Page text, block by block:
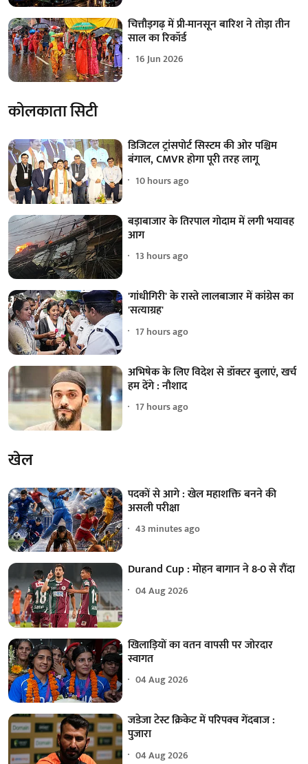
चित्तौड़गढ़ में प्री-मानसून बारिश ने तोड़ा तीन
साल का रिकॉर्ड
16 Jun 2026
कोलकाता सिटी
डिजिटल ट्रांसपोर्ट सिस्टम की ओर पश्चिम
बंगाल, CMVR होगा पूरी तरह लागू
10 hours ago
बड़ाबाजार के तिरपाल गोदाम में लगी भयावह
आग
13 hours ago
'गांधीगिरी' के रास्ते लालबाजार में कांग्रेस का
'सत्याग्रह'
17 hours ago
अभिषेक के लिए विदेश से डॉक्टर बुलाएं, खर्च
हम देंगे : नौशाद
17 hours ago
खेल
पदकों से आगे : खेल महाशक्ति बनने की
असली परीक्षा
43 minutes ago
Durand Cup : मोहन बागान ने 8-0 से रौंदा
04 Aug 2026
खिलाड़ियों का वतन वापसी पर जोरदार
स्वागत
04 Aug 2026
जडेजा टेस्ट क्रिकेट में परिपक्व गेंदबाज :
पुजारा
04 Aug 2026